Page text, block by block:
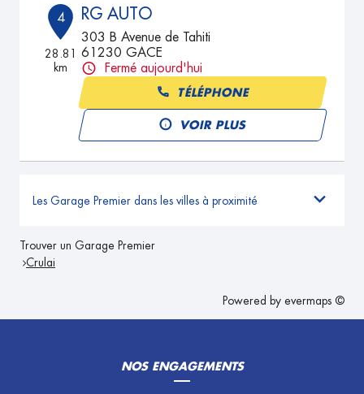
4
28.81
km
RG AUTO
303 B Avenue de Tahiti
61230 GACE
Fermé aujourd'hui
TÉLÉPHONE
VOIR PLUS
Les Garage Premier dans les villes à proximité
Trouver un Garage Premier
Crulai
Powered by evermaps ©
NOS ENGAGEMENTS